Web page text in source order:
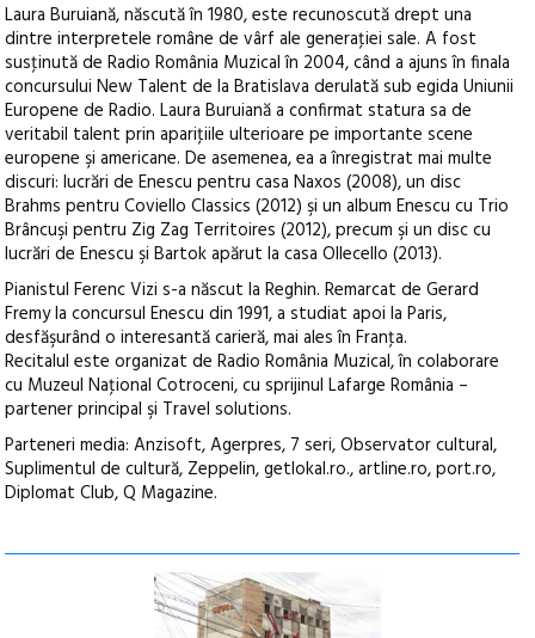
Laura Buruiană, născută în 1980, este recunoscută drept una
dintre interpretele române de vârf ale generaţiei sale. A fost
susţinută de Radio România Muzical în 2004, când a ajuns în finala
concursului New Talent de la Bratislava derulată sub egida Uniunii
Europene de Radio. Laura Buruiană a confirmat statura sa de
veritabil talent prin apariţiile ulterioare pe importante scene
europene şi americane. De asemenea, ea a înregistrat mai multe
discuri: lucrări de Enescu pentru casa Naxos (2008), un disc
Brahms pentru Coviello Classics (2012) şi un album Enescu cu Trio
Brâncuşi pentru Zig Zag Territoires (2012), precum şi un disc cu
lucrări de Enescu şi Bartok apărut la casa Ollecello (2013).
Pianistul Ferenc Vizi s-a născut la Reghin. Remarcat de Gerard
Fremy la concursul Enescu din 1991, a studiat apoi la Paris,
desfăşurând o interesantă carieră, mai ales în Franţa.
Recitalul este organizat de Radio România Muzical, în colaborare
cu Muzeul Naţional Cotroceni, cu sprijinul Lafarge România –
partener principal şi Travel solutions.
Parteneri media: Anzisoft, Agerpres, 7 seri, Observator cultural,
Suplimentul de cultură, Zeppelin, getlokal.ro., artline.ro, port.ro,
Diplomat Club, Q Magazine.